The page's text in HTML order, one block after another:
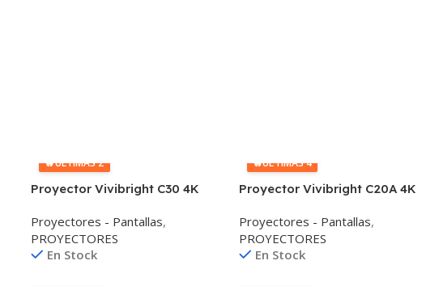
🔥ÚLTIMAS 2
Proyector Vivibright C30 4K
Proyectores - Pantallas,
PROYECTORES
En Stock
🔥ÚLTIMAS 4
Proyector Vivibright C20A 4K
5200mAh
Proyectores - Pantallas,
PROYECTORES
En Stock